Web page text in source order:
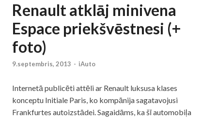
Renault atklāj minivena
Espace priekšvēstnesi (+
foto)
9.septembris, 2013 - iAuto
Internetā publicēti attēli ar Renault luksusa klases
konceptu Initiale Paris, ko kompānija sagatavojusi
Frankfurtes autoizstādei. Sagaidāms, ka šī automobiļa